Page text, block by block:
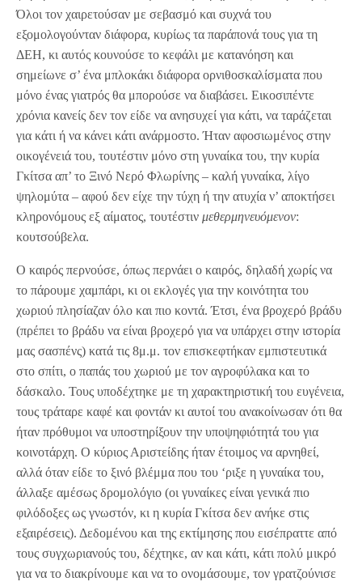
Όλοι τον χαιρετούσαν με σεβασμό και συχνά του
εξομολογούνταν διάφορα, κυρίως τα παράπονά τους για τη
ΔΕΗ, κι αυτός κουνούσε το κεφάλι με κατανόηση και
σημείωνε σ’ ένα μπλοκάκι διάφορα ορνιθοσκαλίσματα που
μόνο ένας γιατρός θα μπορούσε να διαβάσει. Εικοσιπέντε
χρόνια κανείς δεν τον είδε να ανησυχεί για κάτι, να ταράζεται
για κάτι ή να κάνει κάτι ανάρμοστο. Ήταν αφοσιωμένος στην
οικογένειά του, τουτέστιν μόνο στη γυναίκα του, την κυρία
Γκίτσα απ’ το Ξινό Νερό Φλωρίνης – καλή γυναίκα, λίγο
ψηλομύτα – αφού δεν είχε την τύχη ή την ατυχία ν’ αποκτήσει
κληρονόμους εξ αίματος, τουτέστινμεθερμηνευόμενον:
κουτσούβελα.
Ο καιρός περνούσε, όπως περνάει ο καιρός, δηλαδή χωρίς να
το πάρουμε χαμπάρι, κι οι εκλογές για την κοινότητα του
χωριού πλησίαζαν όλο και πιο κοντά. Έτσι, ένα βροχερό βράδυ
(πρέπει το βράδυ να είναι βροχερό για να υπάρχει στην ιστορία
μας σασπένς) κατά τις 8μ.μ. τον επισκεφτήκαν εμπιστευτικά
στο σπίτι, ο παπάς του χωριού με τον αγροφύλακα και το
δάσκαλο. Τους υποδέχτηκε με τη χαρακτηριστική του ευγένεια,
τους τράταρε καφέ και φοντάν κι αυτοί του ανακοίνωσαν ότι θα
ήταν πρόθυμοι να υποστηρίξουν την υποψηφιότητά του για
κοινοτάρχη. Ο κύριος Αριστείδης ήταν έτοιμος να αρνηθεί,
αλλά όταν είδε το ξινό βλέμμα που του ‘ριξε η γυναίκα του,
άλλαξε αμέσως δρομολόγιο (οι γυναίκες είναι γενικά πιο
φιλόδοξες ως γνωστόν, κι η κυρία Γκίτσα δεν ανήκε στις
εξαιρέσεις). Δεδομένου και της εκτίμησης που εισέπραττε από
τους συγχωριανούς του, δέχτηκε, αν και κάτι, κάτι πολύ μικρό
για να το διακρίνουμε και να το ονομάσουμε, τον γρατζούνισε